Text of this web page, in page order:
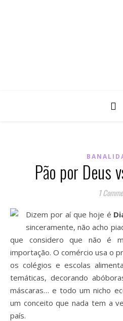
Pão por Deus
1
Dizem por aí que hoje é
sinceramente, não acho
que considero que não é
importação. O comércio usa o
os colégios e escolas
temáticas, decorando
máscaras… e todo um nicho
um conceito que nada tem a
país.